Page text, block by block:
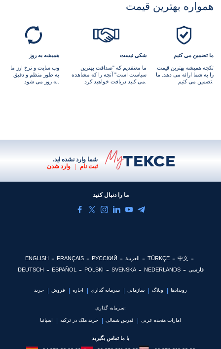
همواره بهترین قیمت
همیشه به روز
وب سایت و نرخ ارز ما
به طور منظم و دقیق
شکی نیست
ما معتقدیم که "صداقت بهترین
سیاست است" آنچه را که مشاهده
ما تضمین می کنیم
تکچه همیشه بهترین قیمت
را به شما ارائه می دهد. ما
شما وارد نشده اید.
ثبت نام
| وارد شدن
ما را دنبال کنید
ENGLISH FRANÇAIS РУССКИЙ العربية TÜRKÇE
中文
DEUTSCH
ESPAÑOL POLSKI SVENSKA NEDERLANDS فارسی
خرید فروش اجاره سرمایه گذاری سازمانی وبلاگ رویدادها
سرمایه گذاری:
اسپانیا خرید ملک در ترکیه قبرس شمالی امارات متحده عربی
با ما تماس بگیرید